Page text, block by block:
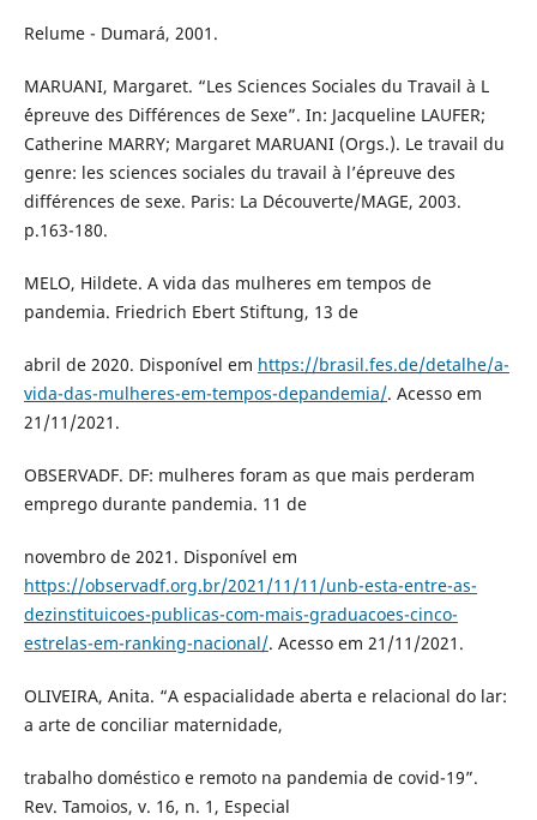
Relume - Dumará, 2001.
MARUANI, Margaret. “Les Sciences Sociales du Travail à L
´épreuve des Différences de Sexe”. In: Jacqueline LAUFER;
Catherine MARRY; Margaret MARUANI (Orgs.). Le travail du
genre: les sciences sociales du travail à l’épreuve des
différences de sexe. Paris: La Découverte/MAGE, 2003.
p.163-180.
MELO, Hildete. A vida das mulheres em tempos de
pandemia. Friedrich Ebert Stiftung, 13 de
abril de 2020. Disponível em https://brasil.fes.de/detalhe/a-
vida-das-mulheres-em-tempos-depandemia/. Acesso em
21/11/2021.
OBSERVADF. DF: mulheres foram as que mais perderam
emprego durante pandemia. 11 de
novembro de 2021. Disponível em
https://observadf.org.br/2021/11/11/unb-esta-entre-as-
dezinstituicoes-publicas-com-mais-graduacoes-cinco-
estrelas-em-ranking-nacional/. Acesso em 21/11/2021.
OLIVEIRA, Anita. “A espacialidade aberta e relacional do lar:
a arte de conciliar maternidade,
trabalho doméstico e remoto na pandemia de covid-19”.
Rev. Tamoios, v. 16, n. 1, Especial